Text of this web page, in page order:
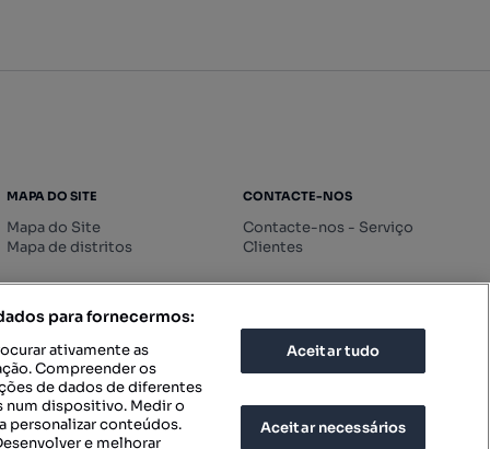
MAPA DO SITE
Mapa do Site
Mapa de distritos
CONTACTE-NOS
Contacte-nos - Serviço
Clientes
para fornecermos:
ativamente as
Compreender os
de dados de diferentes
num dispositivo. Medir o
personalizar conteúdos.
e melhorar
Aceitar tudo
Aceitar necessários